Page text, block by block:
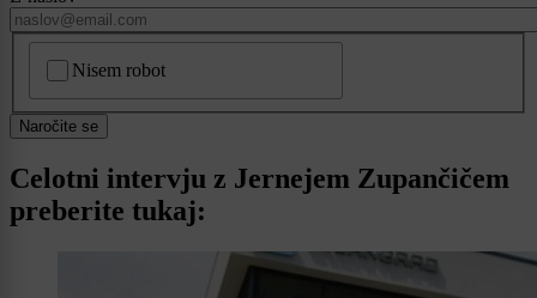
Nisem robot
Naročite se
Celotni intervju z Jernejem Zupančičem
preberite tukaj: